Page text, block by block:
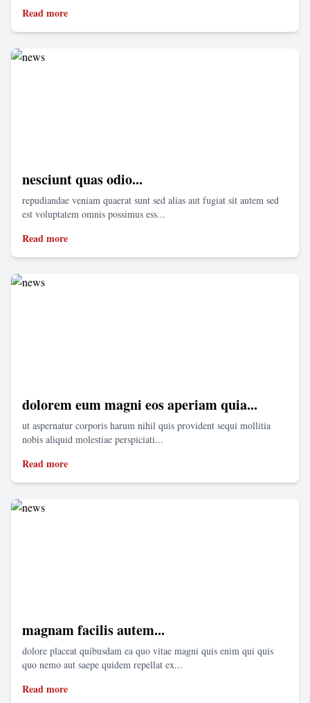
Read more
nesciunt quas odio...
repudiandae veniam quaerat sunt sed alias aut fugiat sit autem sed
est voluptatem omnis possimus ess...
Read more
dolorem eum magni eos aperiam quia...
ut aspernatur corporis harum nihil quis provident sequi mollitia
nobis aliquid molestiae perspiciati...
Read more
magnam facilis autem...
dolore placeat quibusdam ea quo vitae magni quis enim qui quis
quo nemo aut saepe quidem repellat ex...
Read more